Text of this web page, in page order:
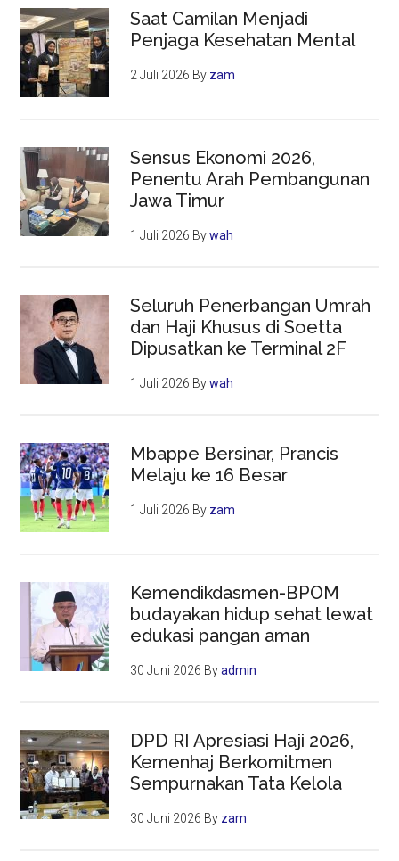
Saat Camilan Menjadi
Penjaga Kesehatan Mental
2 Juli 2026 By zam
Sensus Ekonomi 2026,
Penentu Arah Pembangunan
Jawa Timur
1 Juli 2026 Bywah
Seluruh Penerbangan Umrah
dan Haji Khusus di Soetta
Dipusatkan ke Terminal 2F
1 Juli 2026 Bywah
Mbappe Bersinar, Prancis
Melaju ke 16 Besar
1 Juli 2026 By zam
Kemendikdasmen-BPOM
budayakan hidup sehat lewat
edukasi pangan aman
30 Juni 2026 Byadmin
DPD RI Apresiasi Haji 2026,
Kemenhaj Berkomitmen
Sempurnakan Tata Kelola
30 Juni 2026 By zam